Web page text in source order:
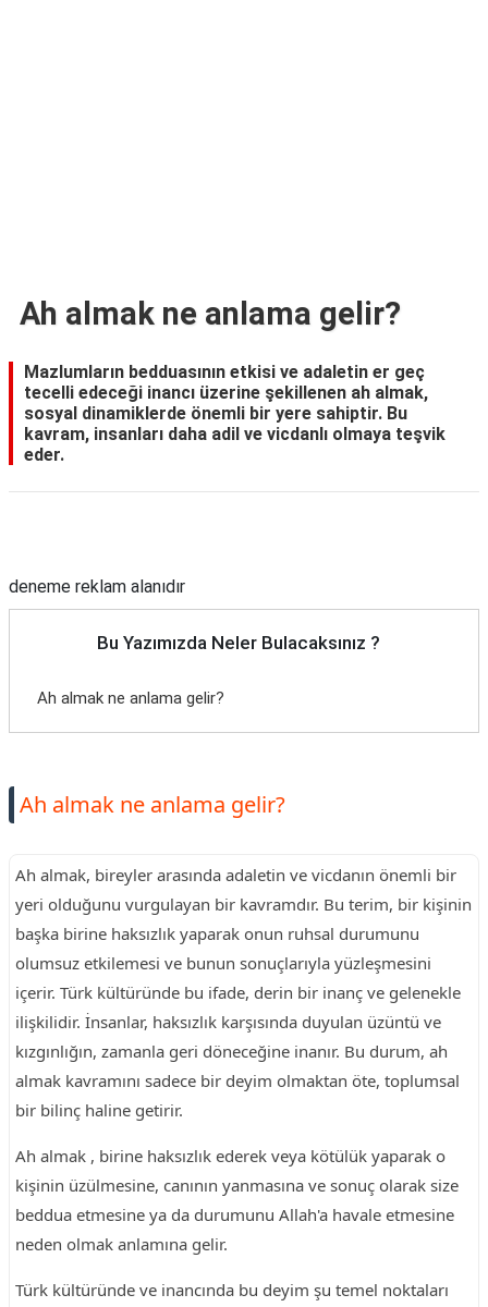
Ah almak ne anlama gelir?
Mazlumların bedduasının etkisi ve adaletin er geç
tecelli edeceği inancı üzerine şekillenen ah almak,
sosyal dinamiklerde önemli bir yere sahiptir. Bu
kavram, insanları daha adil ve vicdanlı olmaya teşvik
eder.
deneme reklam alanıdır
Bu Yazımızda Neler Bulacaksınız ?
Ah almak ne anlama gelir?
Ah almak ne anlama gelir?
Ah almak, bireyler arasında adaletin ve vicdanın önemli bir
yeri olduğunu vurgulayan bir kavramdır. Bu terim, bir kişinin
başka birine haksızlık yaparak onun ruhsal durumunu
olumsuz etkilemesi ve bunun sonuçlarıyla yüzleşmesini
içerir. Türk kültüründe bu ifade, derin bir inanç ve gelenekle
ilişkilidir. İnsanlar, haksızlık karşısında duyulan üzüntü ve
kızgınlığın, zamanla geri döneceğine inanır. Bu durum, ah
almak kavramını sadece bir deyim olmaktan öte, toplumsal
bir bilinç haline getirir.
Ah almak , birine haksızlık ederek veya kötülük yaparak o
kişinin üzülmesine, canının yanmasına ve sonuç olarak size
beddua etmesine ya da durumunu Allah'a havale etmesine
neden olmak anlamına gelir.
Türk kültüründe ve inancında bu deyim şu temel noktaları